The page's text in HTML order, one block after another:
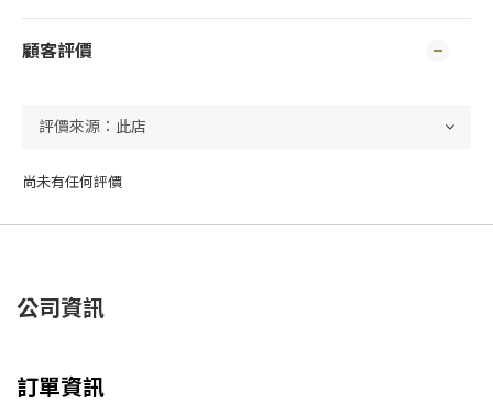
顧客評價
尚未有任何評價
公司資訊
訂單資訊